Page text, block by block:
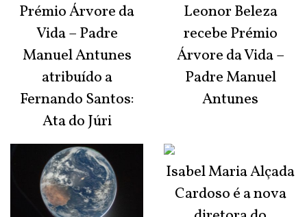
Prémio Árvore da
Vida – Padre
Manuel Antunes
atribuído a
Fernando Santos:
Ata do Júri
Leonor Beleza
recebe Prémio
Árvore da Vida –
Padre Manuel
Antunes
Isabel Maria Alçada
Cardoso é a nova